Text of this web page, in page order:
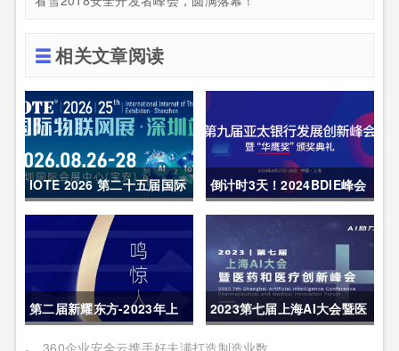
相关文章阅读
IOTE 2026 第二十五届国际
物联网展・深圳站 展会邀请
倒计时3天！2024BDIE峰会
内容亮点呈现
第二届新耀东方-2023年上
海网络安全博览会暨高峰论
2023第七届上海AI大会暨医
药和医疗创新峰会|报名进行